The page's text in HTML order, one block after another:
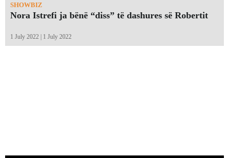
SHOWBIZ
Nora Istrefi ja bënë “diss” të dashures së Robertit
1 July 2022 | 1 July 2022